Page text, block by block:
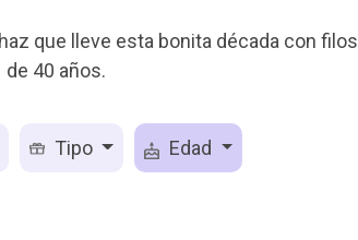
que lleve esta bonita década con
de 40 años.
Tipo Edad